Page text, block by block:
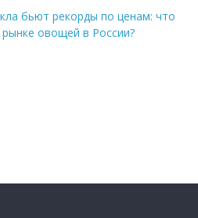
бьют рекорды по ценам: что
овощей в России?